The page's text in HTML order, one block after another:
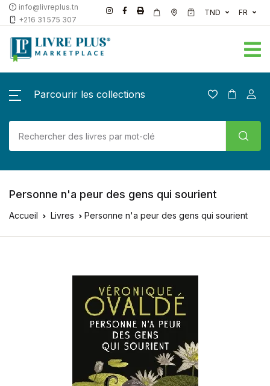
info@livreplus.tn
+216 31 575 307
TND FR
Parcourir les collections
Personne n'a peur des gens qui sourient
Accueil Livres Personne n'a peur des gens qui sourient